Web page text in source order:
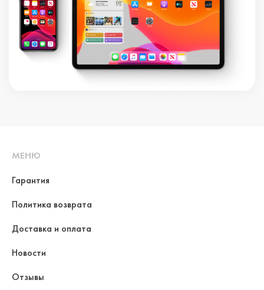
МЕНЮ
Гарантия
Политика возврата
Доставка и оплата
Новости
Отзывы